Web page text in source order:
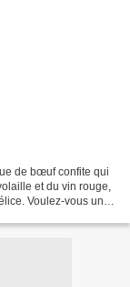
de bœuf confite qui
et du vin rouge,
Voulez-vous un